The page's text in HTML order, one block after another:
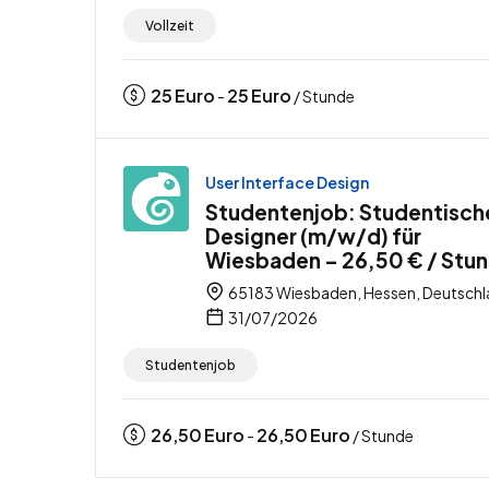
Vollzeit
25Euro - 25Euro / Stunde
User Interface Design
Studentenjob:
Designer (m/w/d) für
Wiesbaden – 26,50 € /
65183 Wiesbaden, Hessen,
31/07/2026
Studentenjob
26,50Euro - 26,50Euro / Stunde